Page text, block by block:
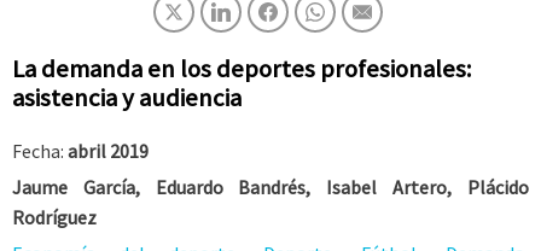
La demanda en los deportes profesionales:
asistencia y audiencia
Fecha: abril 2019
Jaume García, Eduardo Bandrés, Isabel Artero, Plácido
Rodríguez